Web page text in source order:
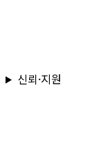
신뢰·지원